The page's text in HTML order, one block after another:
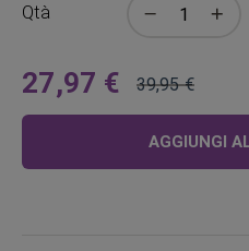
Qtà
A
partire
27,97 €
Prezzo
39,95 €
AGGIUNGI